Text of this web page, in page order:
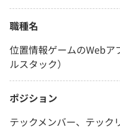
職種名
位置情報ゲームのWebア
ルスタック）
ポジション
テックメンバー、テック